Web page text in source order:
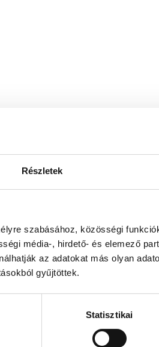
Részletek
szabásához, közösségi
média-, hirdető- és elemező
az adatokat más olyan
gyűjtöttek.
Statisztikai